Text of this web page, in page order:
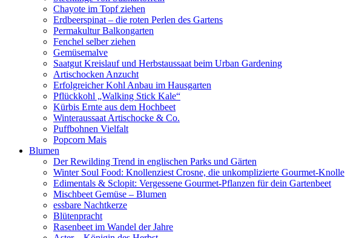
Chayote im Topf ziehen
Erdbeerspinat – die roten Perlen des Gartens
Permakultur Balkongarten
Fenchel selber ziehen
Gemüsemalve
Saatgut Kreislauf und Herbstaussaat beim Urban Gardening
Artischocken Anzucht
Erfolgreicher Kohl Anbau im Hausgarten
Pflückkohl „Walking Stick Kale“
Kürbis Ernte aus dem Hochbeet
Winteraussaat Artischocke & Co.
Puffbohnen Vielfalt
Popcorn Mais
Blumen
Der Rewilding Trend in englischen Parks und Gärten
Winter Soul Food: Knollenziest Crosne, die unkomplizierte Gourmet-Knolle
Edimentals & Sclopit: Vergessene Gourmet-Pflanzen für dein Gartenbeet
Mischbeet Gemüse – Blumen
essbare Nachtkerze
Blütenpracht
Rasenbeet im Wandel der Jahre